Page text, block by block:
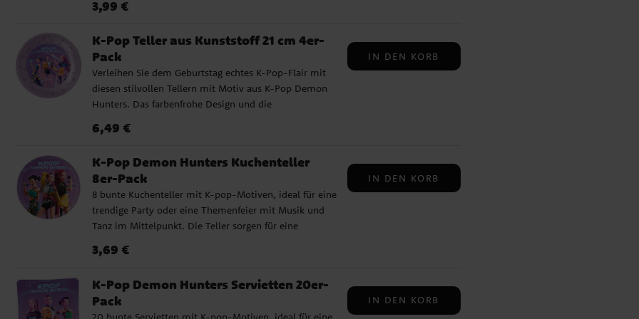
Kindergeburtstag eine coole und moderne
ist. Die Becher fassen 250 ml und bestehen aus
Hartplastik, das immer wieder verwendet werden
kann. Sie eignen sich auch ideal als lustige Alternative
zur herkömmlichen Mitgebsel-Tüte. Füllen Sie sie mit
Süßigkeiten, Snacks oder kleinen Überraschungen, die
Ihre Gäste mit nach Hause nehmen können. ✔️
Spülmaschinenfest ✔️ Offiziell lizenziertes Produkt
Preis: 3,99 €
3,99 €
K-Pop Teller aus Kunststoff 21 cm 4er-
Pack
Verleihen Sie dem Geburtstag echtes K-Pop-Flair mit
diesen stilvollen Tellern mit Motiv aus K-Pop Demon
Hunters. Das farbenfrohe Design und die
und trendige Tischdekoration, die wirklich auffällt. Die
Kunststoff gefertigt, der sowohl die Mikrowelle als
auch die Spülmaschine verträgt; damit sind sie
genauso praktisch wie festlich. Verwenden Sie sie für
Essen und Snacks oder lassen Sie jeden Gast einen
Teller als lustiges Erinnerungsstück vom Geburtstag
mit nach Hause nehmen.
Preis: 6,49 €
6,49 €
IN DEN KORB
K-Pop Demon Hunters Kuchenteller
8er-Pack
8 bunte Kuchenteller mit K-pop-Motiven, ideal für eine
trendige Party oder eine Themenfeier mit Musik und
Tanz im Mittelpunkt. Die Teller sorgen für eine
aus FSC-zertifiziertem Papier hergestellt. Das bedeutet,
bewirtschafteten Wäldern stammt, bei denen Umwelt
und Menschen berücksichtigt werden. Der
Preis: 3,69 €
3,69 €
IN DEN KORB
K-Pop Demon Hunters Servietten 20er-
Pack
IN DEN KORB